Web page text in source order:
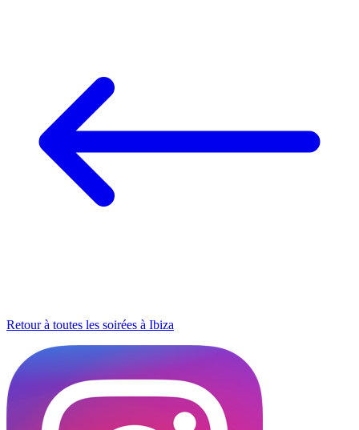
Retour à toutes les soirées à Ibiza